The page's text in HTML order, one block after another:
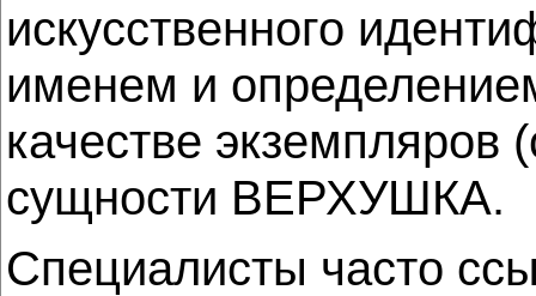
искусственного
именем и
качестве экземпляров
сущности ВЕРХУШКА.
Специалисты часто